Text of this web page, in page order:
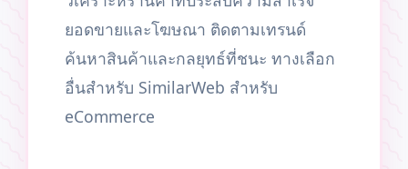
ยอดขายและโฆษณา ติดตามเทรนด์
ค้นหาสินค้าและกลยุทธ์ที่ชนะ ทางเลือก
อื่นสำหรับ SimilarWeb สำหรับ
eCommerce